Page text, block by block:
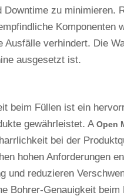
Downtime zu minimieren.
Komponenten
Ausfälle verhindert. Die
ausgesetzt ist.
beim Füllen ist ein
gewährleistet. AOpen
bei der
hohen Anforderungen
und reduzieren
Bohrer-Genauigkeit